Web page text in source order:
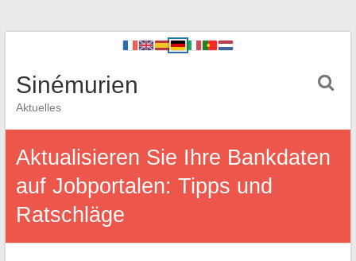
Sinémurien
Aktuelles
Aktualisieren Sie Ihre Bankdaten
auf Jobportalen: Tipps und
Ratschläge